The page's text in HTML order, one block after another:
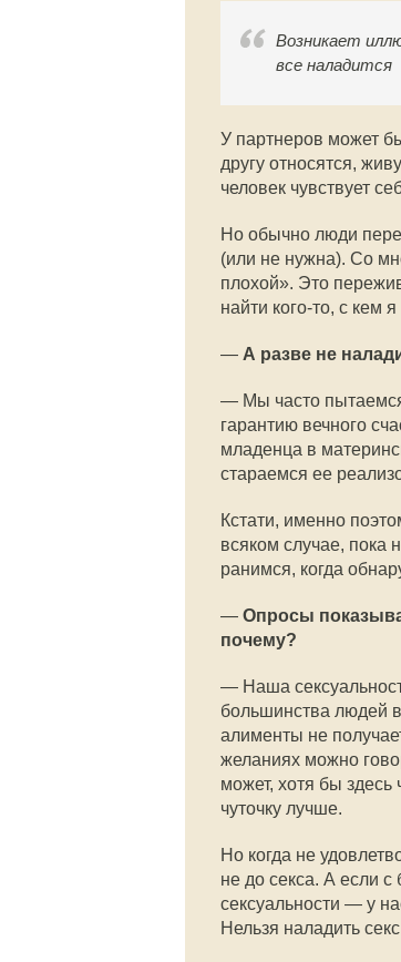
Возникает
все наладится
У партнеров может
другу относятся,
человек чувствует
Но обычно люди
(или не нужна). Со
плохой». Это
найти кого-то, с кем
— А разве не
— Мы часто пытаемся
гарантию вечного
младенца в
стараемся ее
Кстати, именно
всяком случае, пока
ранимся, когда
— Опросы
почему?
— Наша
большинства людей
алименты не
желаниях можно
может, хотя бы здесь
чуточку лучше.
Но когда не
не до секса. А если
сексуальности — у
Нельзя наладить